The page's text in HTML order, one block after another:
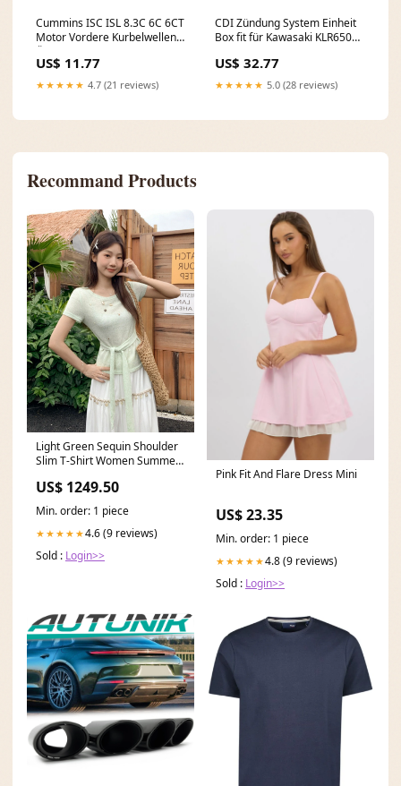
Cummins ISC ISL 8.3C 6C 6CT
Motor Vordere Kurbelwellen-
Öldichtung 3921927 Land
Rover Car Camshafts
US$ 11.77
★★★★★ 4.7 (21 reviews)
CDI Zündung System Einheit
Box fit für Kawasaki KLR650
Honda Stator Coil
US$ 32.77
★★★★★ 5.0 (28 reviews)
Recommand Products
Light Green Sequin Shoulder
Slim T-Shirt Women Summer
US$ 1249.50
Min. order: 1 piece
★★★★★4.6 (9 reviews)
Sold : Login>>
Pink Fit And Flare Dress Mini
US$ 23.35
Min. order: 1 piece
★★★★★4.8 (9 reviews)
Sold : Login>>